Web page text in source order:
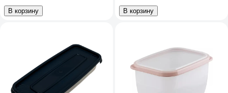
В корзину В корзину